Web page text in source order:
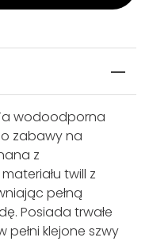
wodoodporna
zabawy na
z
twill z
pełną
Posiada trwałe
klejone szwy